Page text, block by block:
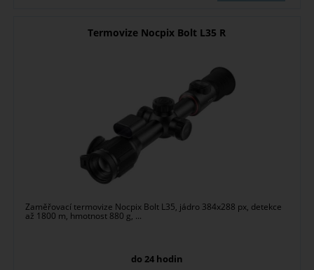
Termovize Nocpix Bolt L35 R
Zaměřovací termovize Nocpix Bolt L35, jádro 384x288 px, detekce
až 1800 m, hmotnost 880 g, ...
do 24 hodin